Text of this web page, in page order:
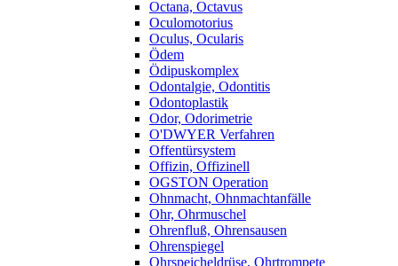
Octana, Octavus
Oculomotorius
Oculus, Ocularis
Ödem
Ödipuskomplex
Odontalgie, Odontitis
Odontoplastik
Odor, Odorimetrie
O'DWYER Verfahren
Offentürsystem
Offizin, Offizinell
OGSTON Operation
Ohnmacht, Ohnmachtanfälle
Ohr, Ohrmuschel
Ohrenfluß, Ohrensausen
Ohrenspiegel
Ohrspeicheldrüse, Ohrtrompete